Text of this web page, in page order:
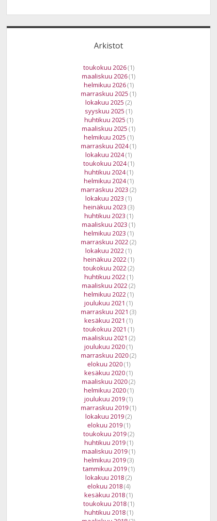
Arkistot
toukokuu 2026(1)
maaliskuu 2026(1)
helmikuu 2026(1)
marraskuu 2025 (1)
lokakuu 2025 (2)
syyskuu 2025 (1)
huhtikuu 2025 (1)
maaliskuu 2025 (1)
helmikuu 2025 (1)
marraskuu 2024(1)
lokakuu 2024(1)
toukokuu 2024(1)
huhtikuu 2024(1)
helmikuu 2024(1)
marraskuu 2023 (2)
lokakuu 2023 (1)
heinäkuu 2023 (3)
huhtikuu 2023 (1)
maaliskuu 2023 (1)
helmikuu 2023 (1)
marraskuu 2022(2)
lokakuu 2022(1)
heinäkuu 2022(1)
toukokuu 2022(2)
huhtikuu 2022(1)
maaliskuu 2022(2)
helmikuu 2022(1)
joulukuu 2021 (1)
marraskuu 2021 (3)
kesäkuu 2021 (1)
toukokuu 2021 (1)
maaliskuu 2021 (2)
joulukuu 2020(1)
marraskuu 2020(2)
elokuu 2020(1)
kesäkuu 2020(1)
maaliskuu 2020(2)
helmikuu 2020(1)
joulukuu 2019(1)
marraskuu 2019(1)
lokakuu 2019(2)
elokuu 2019(1)
toukokuu 2019(2)
huhtikuu 2019(1)
maaliskuu 2019(1)
helmikuu 2019(3)
tammikuu 2019(1)
lokakuu 2018(2)
elokuu 2018(4)
kesäkuu 2018(1)
toukokuu 2018(1)
huhtikuu 2018(1)